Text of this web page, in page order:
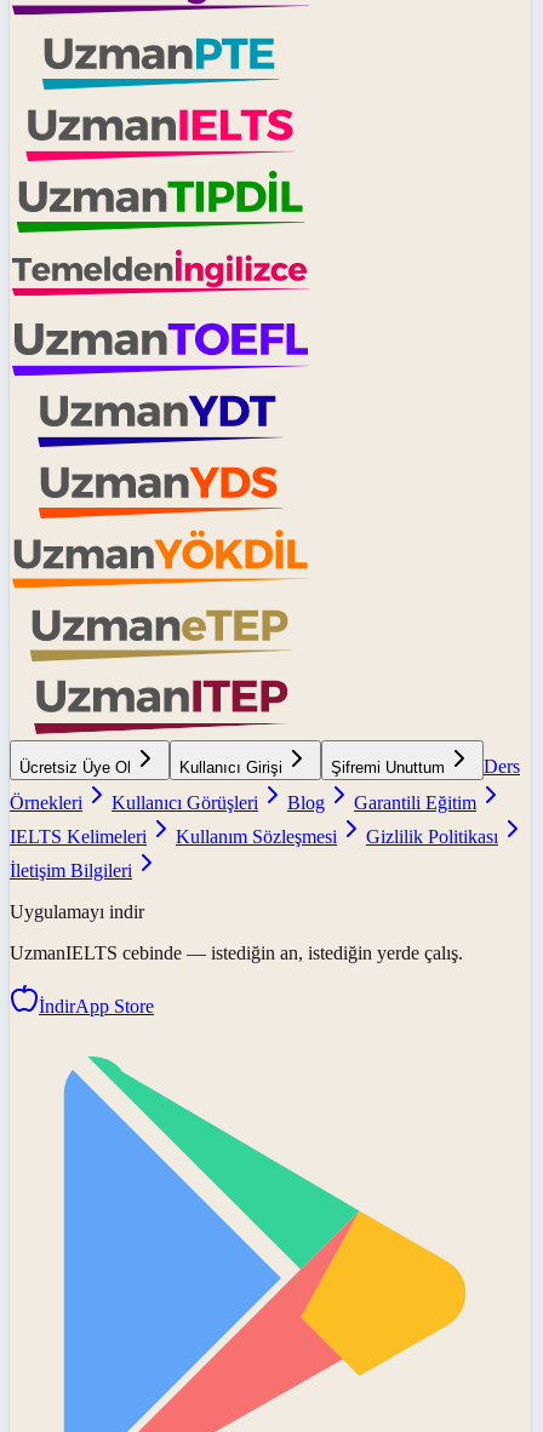
Ücretsiz Üye Ol Kullanıcı Girişi Şifremi Unuttum
Ders
Örnekleri
Kullanıcı Görüşleri Blog
Garantili Eğitim
IELTS Kelimeleri
Kullanım Sözleşmesi
Gizlilik Politikası
İletişim Bilgileri
Uygulamayı indir
UzmanIELTS cebinde — istediğin an, istediğin yerde çalış.
İndirApp Store